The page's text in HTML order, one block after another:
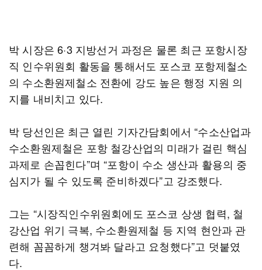
박 시장은 6·3 지방선거 과정은 물론 최근 포항시장
직 인수위원회 활동을 통해서도 포스코 포항제철소
의 수소환원제철소 전환에 강도 높은 행정 지원 의
지를 내비치고 있다.
박 당선인은 최근 열린 기자간담회에서 “수소산업과
수소환원제철은 포항 철강산업의 미래가 걸린 핵심
과제로 손꼽힌다”며 “포항이 수소 생산과 활용의 중
심지가 될 수 있도록 준비하겠다”고 강조했다.
그는 “시장직인수위원회에도 포스코 상생 협력, 철
강산업 위기 극복, 수소환원제철 등 지역 현안과 관
련해 꼼꼼하게 챙겨봐 달라고 요청했다”고 덧붙였
다.